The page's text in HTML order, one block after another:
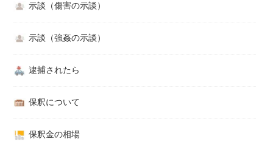
示談（傷害の示談）
示談（強姦の示談）
逮捕されたら
保釈について
保釈金の相場